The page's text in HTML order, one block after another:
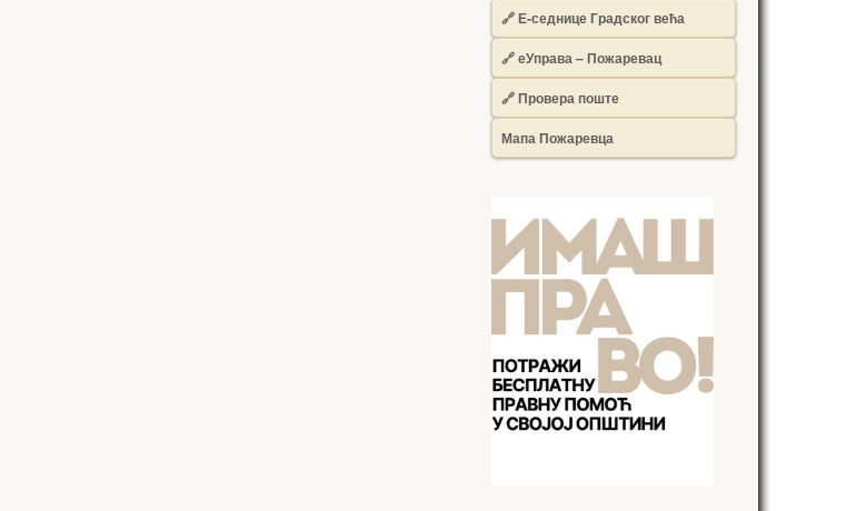
🔗 Е-седнице Градског већа
🔗 еУправа – Пожаревац
🔗 Провера поште
Мапа Пожаревца